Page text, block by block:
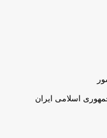
اسلامی ایران